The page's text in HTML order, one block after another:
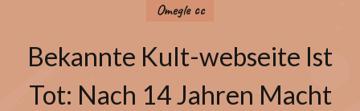
Omegle cc
Bekannte Kult-webseite Ist
Tot: Nach 14 Jahren Macht